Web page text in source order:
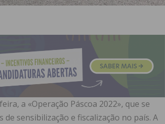
a «Operação Páscoa 2022», que se
sensibilização e fiscalização no país. A